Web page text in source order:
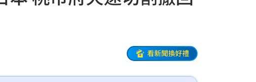
看新聞換好禮